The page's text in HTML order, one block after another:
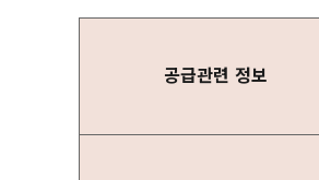
공급관련 정보